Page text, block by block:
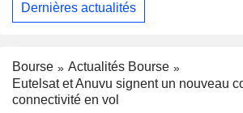
Dernières actualités
Bourse
Actualités Bourse
Eutelsat et Anuvu signent un nouveau
connectivité en vol